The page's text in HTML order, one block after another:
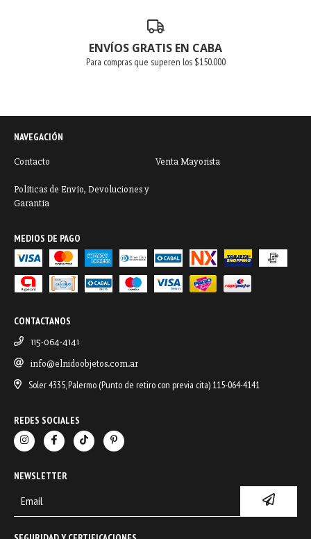
ENVÍOS GRATIS EN CABA
Para compras que superen los $150.000
NAVEGACIÓN
Contacto Venta Mayorista
Políticas de Envío, Devoluciones y
Garantía
MEDIOS DE PAGO
CONTACTANOS
115-064-4141
info@elnidoobjetos.com.ar
Soler 4335, Palermo (Punto de retiro con previa cita) 115-064-4141
REDES SOCIALES
NEWSLETTER